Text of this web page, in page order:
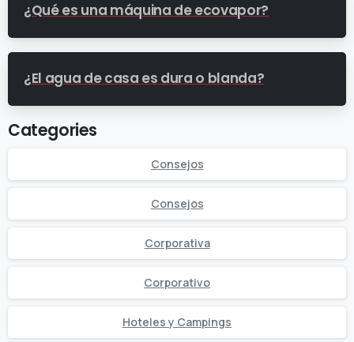
¿Qué es una máquina de ecovapor?
¿El agua de casa es dura o blanda?
Categories
Consejos
Consejos
Corporativa
Corporativo
Hoteles y Campings